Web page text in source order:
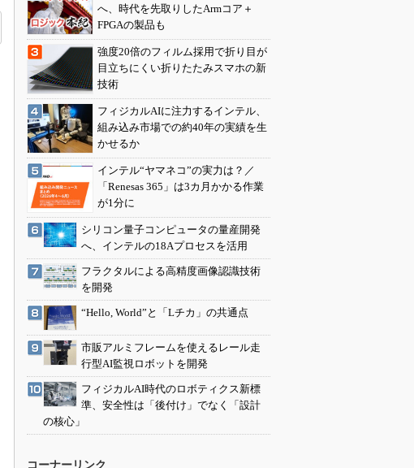
へ、時代を先取りしたArmコア＋
FPGAの製品も
強度20倍のフィルム採用で折り目が
目立ちにくい折りたたみスマホの新
技術
フィジカルAIに注力するインテル、
組み込み市場での約40年の実績を生
かせるか
インテル“ヤマネコ”の実力は？／
「Renesas 365」は3カ月かかる作業
が1分に
シリコン量子コンピュータの量産開発
へ、インテルの18Aプロセスを活用
フラクタルによる高精度画像認識技術
を開発
“Hello, World”と「Lチカ」の共通点
市販アルミフレームを使えるレール走
行型AI監視ロボットを開発
フィジカルAI時代のロボティクス新標
準、安全性は「後付け」でなく「設計
の核心」
コーナーリンク